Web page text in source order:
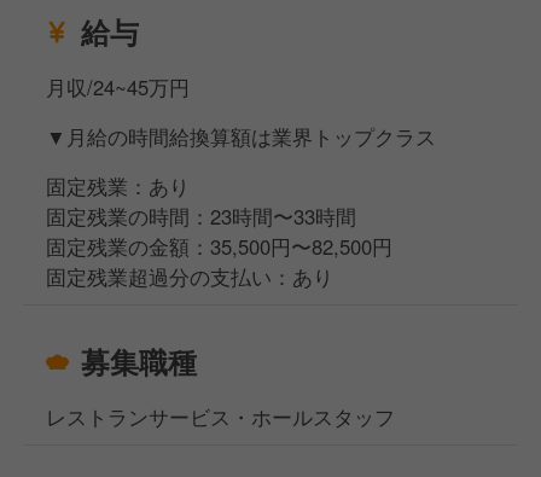
給与
月収/24~45万円
▼月給の時間給換算額は業界トップクラス
固定残業：あり
固定残業の時間：23時間〜33時間
固定残業の金額：35,500円〜82,500円
固定残業超過分の支払い：あり
募集職種
レストランサービス・ホールスタッフ